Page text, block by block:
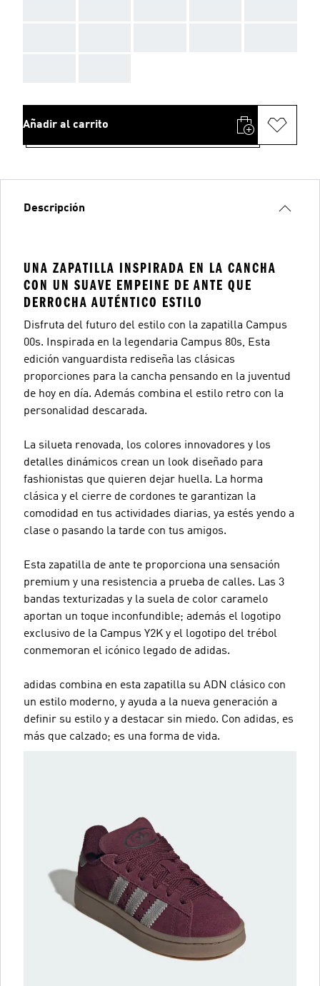
Añadir al carrito
Descripción
UNA ZAPATILLA INSPIRADA EN LA CANCHA
CON UN SUAVE EMPEINE DE ANTE QUE
DERROCHA AUTÉNTICO ESTILO
Disfruta del futuro del estilo con la zapatilla Campus
00s. Inspirada en la legendaria Campus 80s, Esta
edición vanguardista rediseña las clásicas
proporciones para la cancha pensando en la juventud
de hoy en día. Además combina el estilo retro con la
personalidad descarada.
La silueta renovada, los colores innovadores y los
detalles dinámicos crean un look diseñado para
fashionistas que quieren dejar huella. La horma
clásica y el cierre de cordones te garantizan la
comodidad en tus actividades diarias, ya estés yendo a
clase o pasando la tarde con tus amigos.
Esta zapatilla de ante te proporciona una sensación
premium y una resistencia a prueba de calles. Las 3
bandas texturizadas y la suela de color caramelo
aportan un toque inconfundible; además el logotipo
exclusivo de la Campus Y2K y el logotipo del trébol
conmemoran el icónico legado de adidas.
adidas combina en esta zapatilla su ADN clásico con
un estilo moderno, y ayuda a la nueva generación a
definir su estilo y a destacar sin miedo. Con adidas, es
más que calzado; es una forma de vida.